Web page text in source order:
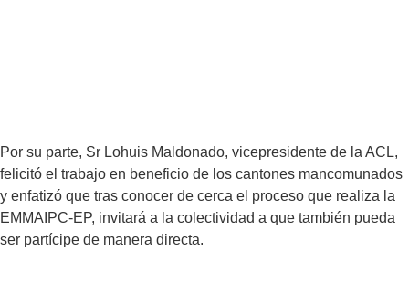
Por su parte, Sr Lohuis Maldonado, vicepresidente de la ACL,
felicitó el trabajo en beneficio de los cantones mancomunados
y enfatizó que tras conocer de cerca el proceso que realiza la
EMMAIPC-EP, invitará a la colectividad a que también pueda
ser partícipe de manera directa.